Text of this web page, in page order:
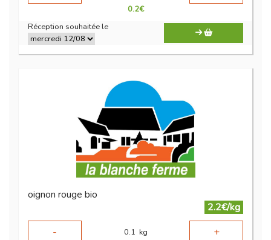
0.2€
Réception souhaitée le
oignon rouge bio
2.2€/kg
-
0.1 kg +